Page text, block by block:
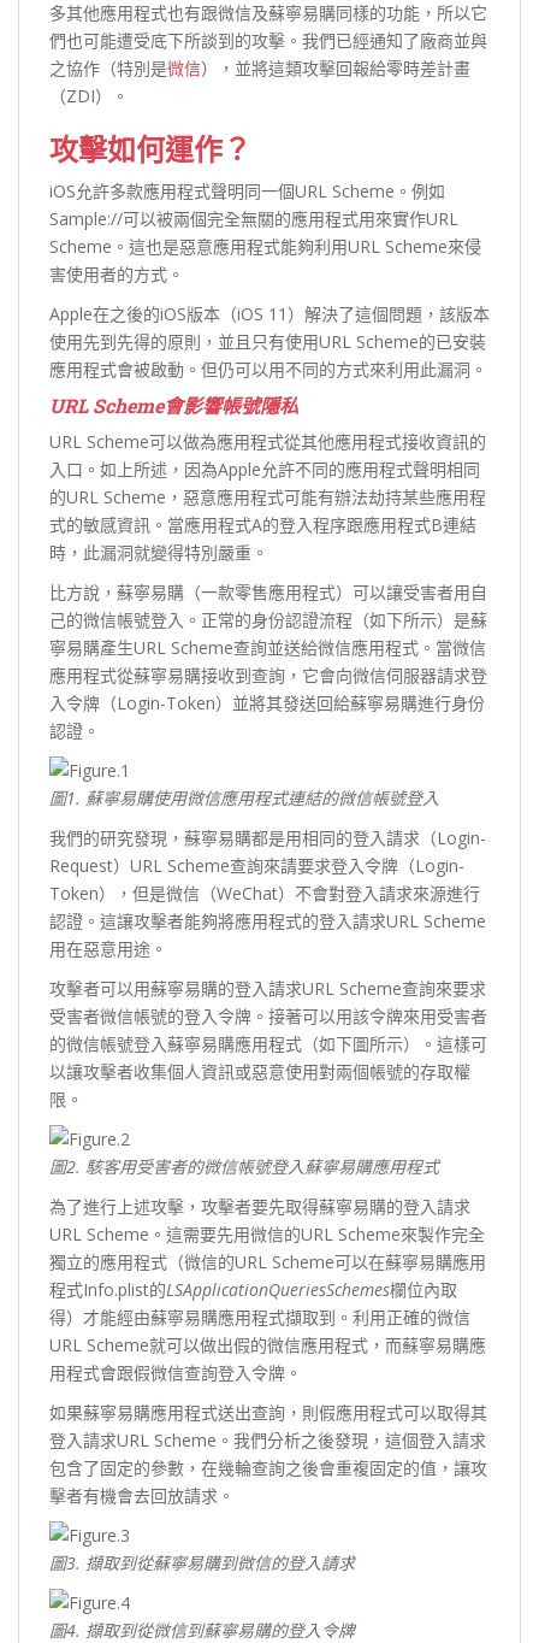
多其他應用程式也有跟微信及蘇寧易購同樣的功能，所以它
們也可能遭受底下所談到的攻擊。我們已經通知了廠商並與
之協作（特別是微信），並將這類攻擊回報給零時差計畫
（ZDI）。
攻擊如何運作？
iOS允許多款應用程式聲明同一個URL Scheme。例如
Sample://可以被兩個完全無關的應用程式用來實作URL
Scheme。這也是惡意應用程式能夠利用URL Scheme來侵
害使用者的方式。
Apple在之後的iOS版本（iOS 11）解決了這個問題，該版本
使用先到先得的原則，並且只有使用URL Scheme的已安裝
應用程式會被啟動。但仍可以用不同的方式來利用此漏洞。
URL Scheme會影響帳號隱私
URL Scheme可以做為應用程式從其他應用程式接收資訊的
入口。如上所述，因為Apple允許不同的應用程式聲明相同
的URL Scheme，惡意應用程式可能有辦法劫持某些應用程
式的敏感資訊。當應用程式A的登入程序跟應用程式B連結
時，此漏洞就變得特別嚴重。
比方說，蘇寧易購（一款零售應用程式）可以讓受害者用自
己的微信帳號登入。正常的身份認證流程（如下所示）是蘇
寧易購產生URL Scheme查詢並送給微信應用程式。當微信
應用程式從蘇寧易購接收到查詢，它會向微信伺服器請求登
入令牌（Login-Token）並將其發送回給蘇寧易購進行身份
認證。
圖1. 蘇寧易購使用微信應用程式連結的微信帳號登入
我們的研究發現，蘇寧易購都是用相同的登入請求（Login-
Request）URL Scheme查詢來請要求登入令牌（Login-
Token），但是微信（WeChat）不會對登入請求來源進行
認證。這讓攻擊者能夠將應用程式的登入請求URL Scheme
用在惡意用途。
攻擊者可以用蘇寧易購的登入請求URL Scheme查詢來要求
受害者微信帳號的登入令牌。接著可以用該令牌來用受害者
的微信帳號登入蘇寧易購應用程式（如下圖所示）。這樣可
以讓攻擊者收集個人資訊或惡意使用對兩個帳號的存取權
限。
圖2. 駭客用受害者的微信帳號登入蘇寧易購應用程式
為了進行上述攻擊，攻擊者要先取得蘇寧易購的登入請求
URL Scheme。這需要先用微信的URL Scheme來製作完全
獨立的應用程式（微信的URL Scheme可以在蘇寧易購應用
程式Info.plist的LSApplicationQueriesSchemes欄位內取
得）才能經由蘇寧易購應用程式擷取到。利用正確的微信
URL Scheme就可以做出假的微信應用程式，而蘇寧易購應
用程式會跟假微信查詢登入令牌。
如果蘇寧易購應用程式送出查詢，則假應用程式可以取得其
登入請求URL Scheme。我們分析之後發現，這個登入請求
包含了固定的參數，在幾輪查詢之後會重複固定的值，讓攻
擊者有機會去回放請求。
圖3. 擷取到從蘇寧易購到微信的登入請求
圖4. 擷取到從微信到蘇寧易購的登入令牌